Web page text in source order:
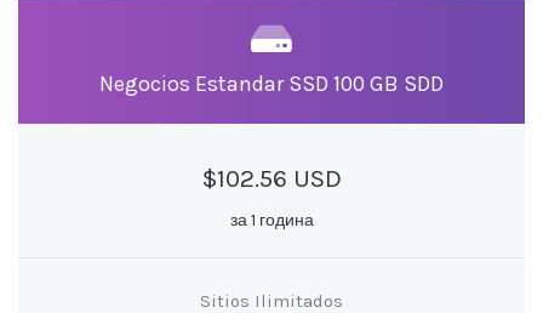
Negocios Estandar SSD 100 GB SDD
$102.56 USD
за 1 година
Sitios Ilimitados